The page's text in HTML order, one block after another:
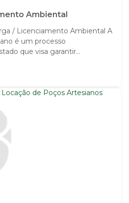
Ambiental
/ Licenciamento Ambiental A
é um processo
que visa garantir...